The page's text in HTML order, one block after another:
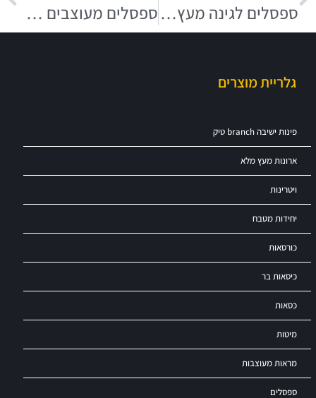
ספסלים לגינה מעץ מלא במגוון עיצובים רחב
ספסלים מעוצבים לשילוב בגינה ובחצר
גלריית מוצרים
פינות ישיבה branch טיק
ארונות מעץ מלא
ויטרינות
יחידות מטבח
כורסאות
כיסאות בר
כסאות
מיטות
מראות מעוצבות
ספסלים